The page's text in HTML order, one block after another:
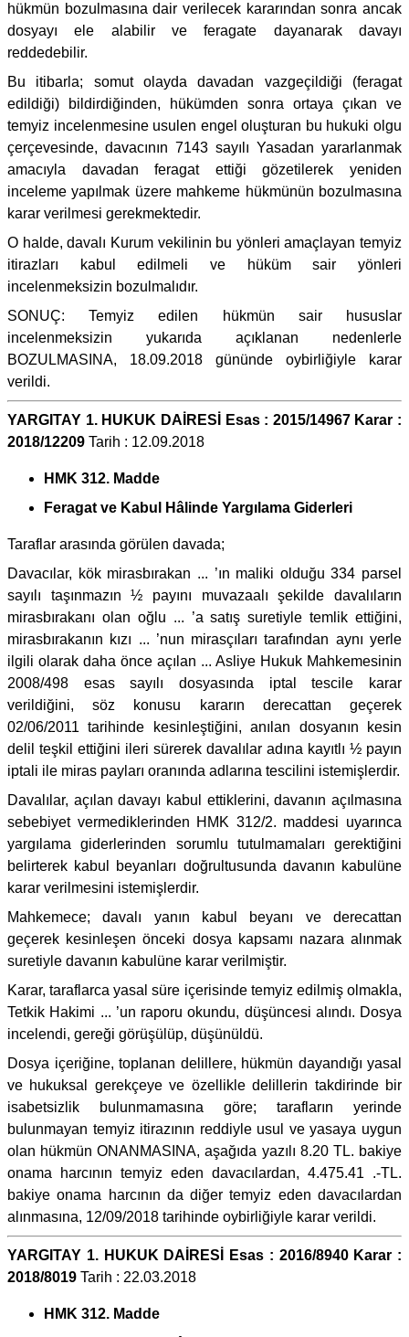
hükmün bozulmasına dair verilecek kararından sonra ancak
dosyayı ele alabilir ve feragate dayanarak davayı
reddedebilir.
Bu itibarla; somut olayda davadan vazgeçildiği (feragat
edildiği) bildirdiğinden, hükümden sonra ortaya çıkan ve
temyiz incelenmesine usulen engel oluşturan bu hukuki olgu
çerçevesinde, davacının 7143 sayılı Yasadan yararlanmak
amacıyla davadan feragat ettiği gözetilerek yeniden
inceleme yapılmak üzere mahkeme hükmünün bozulmasına
karar verilmesi gerekmektedir.
O halde, davalı Kurum vekilinin bu yönleri amaçlayan temyiz
itirazları kabul edilmeli ve hüküm sair yönleri
incelenmeksizin bozulmalıdır.
SONUÇ: Temyiz edilen hükmün sair hususlar
incelenmeksizin yukarıda açıklanan nedenlerle
BOZULMASINA, 18.09.2018 gününde oybirliğiyle karar
verildi.
YARGITAY 1. HUKUK DAİRESİ Esas : 2015/14967 Karar :
2018/12209 Tarih : 12.09.2018
HMK 312. Madde
Feragat ve Kabul Hâlinde Yargılama Giderleri
Taraflar arasında görülen davada;
Davacılar, kök mirasbırakan ... ’ın maliki olduğu 334 parsel
sayılı taşınmazın ½ payını muvazaalı şekilde davalıların
mirasbırakanı olan oğlu ... ’a satış suretiyle temlik ettiğini,
mirasbırakanın kızı ... ’nun mirasçıları tarafından aynı yerle
ilgili olarak daha önce açılan ... Asliye Hukuk Mahkemesinin
2008/498 esas sayılı dosyasında iptal tescile karar
verildiğini, söz konusu kararın derecattan geçerek
02/06/2011 tarihinde kesinleştiğini, anılan dosyanın kesin
delil teşkil ettiğini ileri sürerek davalılar adına kayıtlı ½ payın
iptali ile miras payları oranında adlarına tescilini istemişlerdir.
Davalılar, açılan davayı kabul ettiklerini, davanın açılmasına
sebebiyet vermediklerinden HMK 312/2. maddesi uyarınca
yargılama giderlerinden sorumlu tutulmamaları gerektiğini
belirterek kabul beyanları doğrultusunda davanın kabulüne
karar verilmesini istemişlerdir.
Mahkemece; davalı yanın kabul beyanı ve derecattan
geçerek kesinleşen önceki dosya kapsamı nazara alınmak
suretiyle davanın kabulüne karar verilmiştir.
Karar, taraflarca yasal süre içerisinde temyiz edilmiş olmakla,
Tetkik Hakimi ... ’un raporu okundu, düşüncesi alındı. Dosya
incelendi, gereği görüşülüp, düşünüldü.
Dosya içeriğine, toplanan delillere, hükmün dayandığı yasal
ve hukuksal gerekçeye ve özellikle delillerin takdirinde bir
isabetsizlik bulunmamasına göre; tarafların yerinde
bulunmayan temyiz itirazının reddiyle usul ve yasaya uygun
olan hükmün ONANMASINA, aşağıda yazılı 8.20 TL. bakiye
onama harcının temyiz eden davacılardan, 4.475.41 .-TL.
bakiye onama harcının da diğer temyiz eden davacılardan
alınmasına, 12/09/2018 tarihinde oybirliğiyle karar verildi.
YARGITAY 1. HUKUK DAİRESİ Esas : 2016/8940 Karar :
2018/8019 Tarih : 22.03.2018
HMK 312. Madde